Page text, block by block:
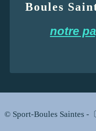
Boules
notre
© Sport-Boules Saintes -